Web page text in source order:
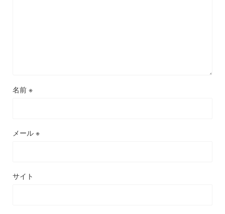
名前 ※
メール ※
サイト